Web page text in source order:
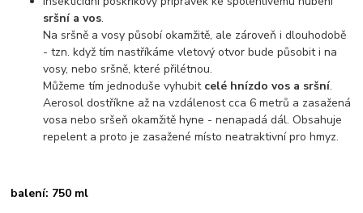
sršní a vos.
Na sršně a vosy působí okamžitě, ale zároveň i dlouhodobě
- tzn. když tím nastříkáme vletový otvor bude působit i na
vosy, nebo sršně, které přilétnou.
Můžeme tím jednoduše vyhubit celé hnízdo vos a sršní.
Aerosol dostříkne až na vzdálenost cca 6 metrů a zasažená
vosa nebo sršeň okamžitě hyne - nenapadá dál. Obsahuje
repelent a proto je zasažené místo neatraktivní pro hmyz.
balení: 750 ml